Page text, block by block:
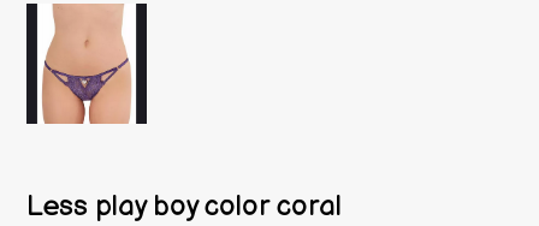
Less play boy color coral